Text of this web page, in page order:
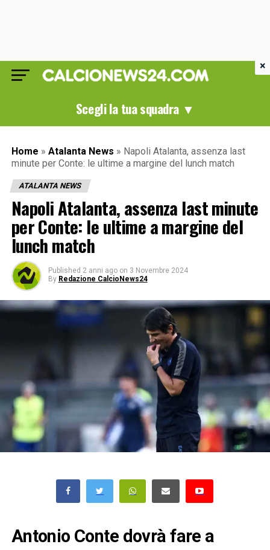
Scegli la tua squadra ▼
Home » Atalanta News » Napoli Atalanta, assenza last
minute per Conte: le ultime a margine del lunch match
ATALANTA NEWS
Napoli Atalanta, assenza last minute
per Conte: le ultime a margine del
lunch match
Published 2 anni ago on 3 Novembre 2024
By Redazione CalcioNews24
Antonio Conte dovrà fare a
×